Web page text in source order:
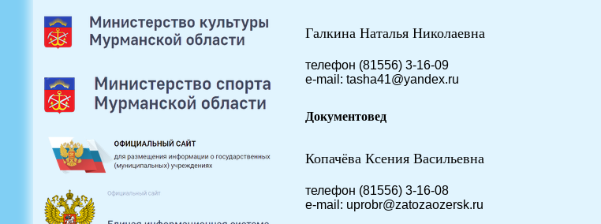
Галкина Наталья Николаевна
телефон (81556) 3-16-09
e-mail: tasha41@yandex.ru
Документовед
Копачёва Ксения Васильевна
телефон (81556) 3-16-08
e-mail: uprobr@zatozaozersk.ru